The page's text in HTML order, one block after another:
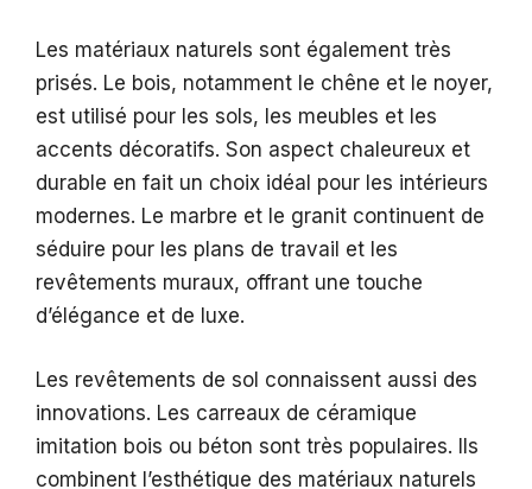
Les matériaux naturels sont également très
prisés. Le bois, notamment le chêne et le noyer,
est utilisé pour les sols, les meubles et les
accents décoratifs. Son aspect chaleureux et
durable en fait un choix idéal pour les intérieurs
modernes. Le marbre et le granit continuent de
séduire pour les plans de travail et les
revêtements muraux, offrant une touche
d’élégance et de luxe.
Les revêtements de sol connaissent aussi des
innovations. Les carreaux de céramique
imitation bois ou béton sont très populaires. Ils
combinent l’esthétique des matériaux naturels